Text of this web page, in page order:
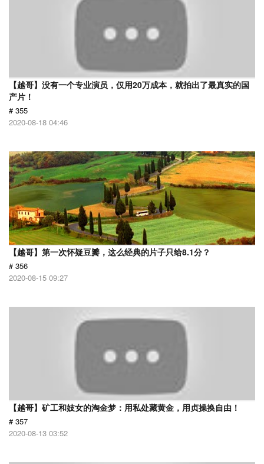
【越哥】没有一个专业演员，仅用20万成本，就拍出了最真实的国
产片！
# 355
2020-08-18 04:46
【越哥】第一次怀疑豆瓣，这么经典的片子只给8.1分？
# 356
2020-08-15 09:27
【越哥】矿工和妓女的淘金梦：用私处藏黄金，用贞操换自由！
# 357
2020-08-13 03:52